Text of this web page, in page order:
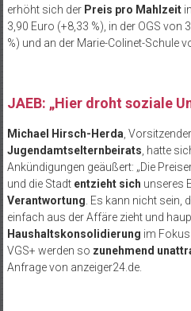
erhöht sich der Preis pro Mahlzeit
3,90 Euro (+8,33 %), in der OGS von
%) und an der Marie-Colinet-Schule
JAEB: „Hier droht soziale
Michael Hirsch-Herda ,
Jugendamtselternbeirats , hatte
Ankündigungen geäußert: „Die
und die Stadt entzieht sich unseres
Verantwortung . Es kann nicht
einfach aus der Affäre zieht und
Haushaltskonsolidierung im Fokus
VGS+ werden so zunehmend
Anfrage von anzeiger24.de.